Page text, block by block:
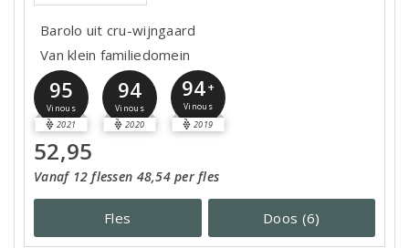
Barolo uit cru-wijngaard
Van klein familiedomein
95
Vinous
2021
94
Vinous
2020
94+
Vinous
2019
52,95
Vanaf 12 flessen 48,54 per fles
Fles Doos (6)